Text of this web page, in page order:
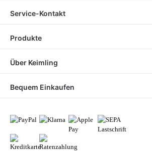
Service-Kontakt
Produkte
Über Keimling
Bequem Einkaufen